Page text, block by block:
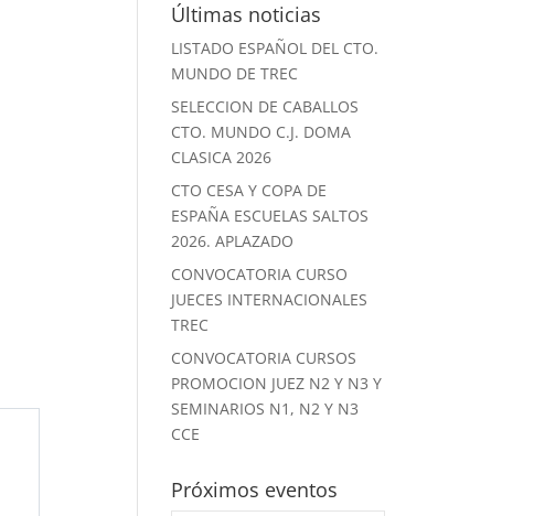
Últimas noticias
LISTADO ESPAÑOL DEL CTO.
MUNDO DE TREC
SELECCION DE CABALLOS
CTO. MUNDO C.J. DOMA
CLASICA 2026
CTO CESA Y COPA DE
ESPAÑA ESCUELAS SALTOS
2026. APLAZADO
CONVOCATORIA CURSO
JUECES INTERNACIONALES
TREC
CONVOCATORIA CURSOS
PROMOCION JUEZ N2 Y N3 Y
SEMINARIOS N1, N2 Y N3
CCE
Próximos eventos